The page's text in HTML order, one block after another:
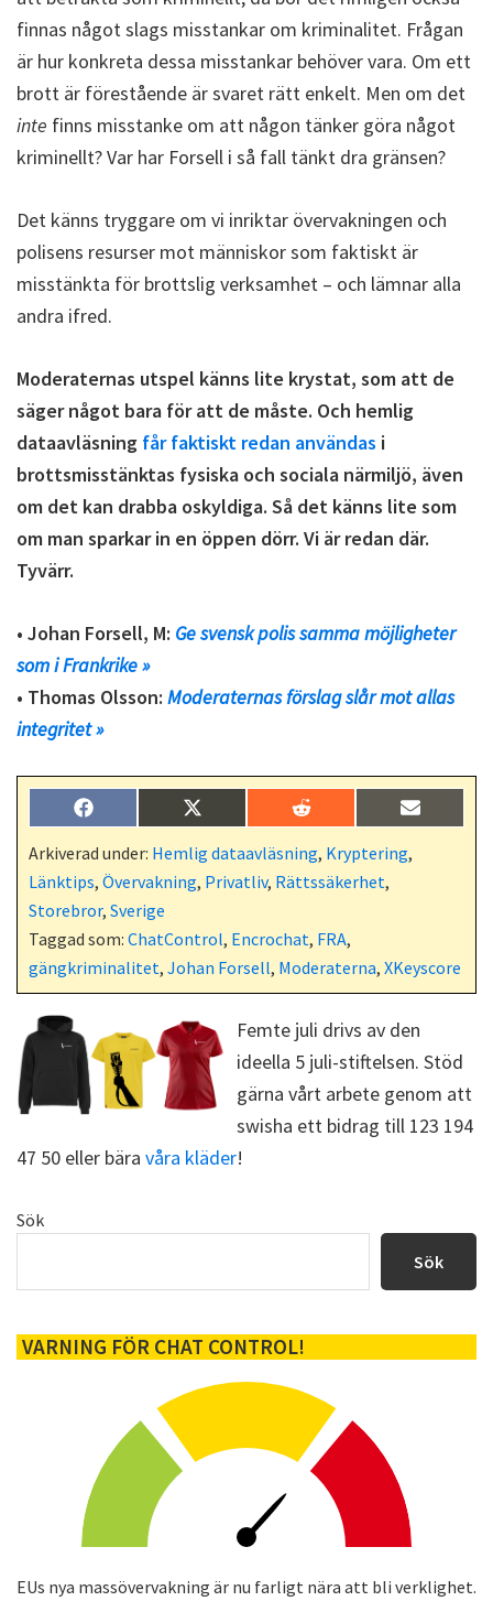
finnas något slags misstankar om kriminalitet. Frågan
är hur konkreta dessa misstankar behöver vara. Om ett
brott är förestående är svaret rätt enkelt. Men om det
inte finns misstanke om att någon tänker göra något
kriminellt? Var har Forsell i så fall tänkt dra gränsen?
Det känns tryggare om vi inriktar övervakningen och
polisens resurser mot människor som faktiskt är
misstänkta för brottslig verksamhet – och lämnar alla
andra ifred.
Moderaternas utspel känns lite krystat, som att de
säger något bara för att de måste. Och hemlig
dataavläsning får faktiskt redan användas i
brottsmisstänktas fysiska och sociala närmiljö, även
om det kan drabba oskyldiga. Så det känns lite som
om man sparkar in en öppen dörr. Vi är redan där.
Tyvärr.
• Johan Forsell, M: Ge svensk polis samma möjligheter
som i Frankrike »
• Thomas Olsson: Moderaternas förslag slår mot allas
integritet »
Dela
på
F
a
c
b
o
o
k
Dela
på
X
(
T
w
e
)
Dela
på
R
e
d
d
i
Dela
på
E
-
Arkiverad under: Hemlig dataavläsning, Kryptering,
Länktips, Övervakning, Privatliv, Rättssäkerhet,
Storebror, Sverige
Taggad som: ChatControl, Encrochat, FRA,
gängkriminalitet, Johan Forsell, Moderaterna, XKeyscore
Femte juli drivs av den
ideella 5 juli-stiftelsen. Stöd
gärna vårt arbete genom att
swisha ett bidrag till 123 194
47 50 eller bära våra kläder!
Primärt
Sök
Sök
VARNING FÖR CHAT CONTROL!
EUs nya massövervakning är nu farligt nära att bli verklighet.